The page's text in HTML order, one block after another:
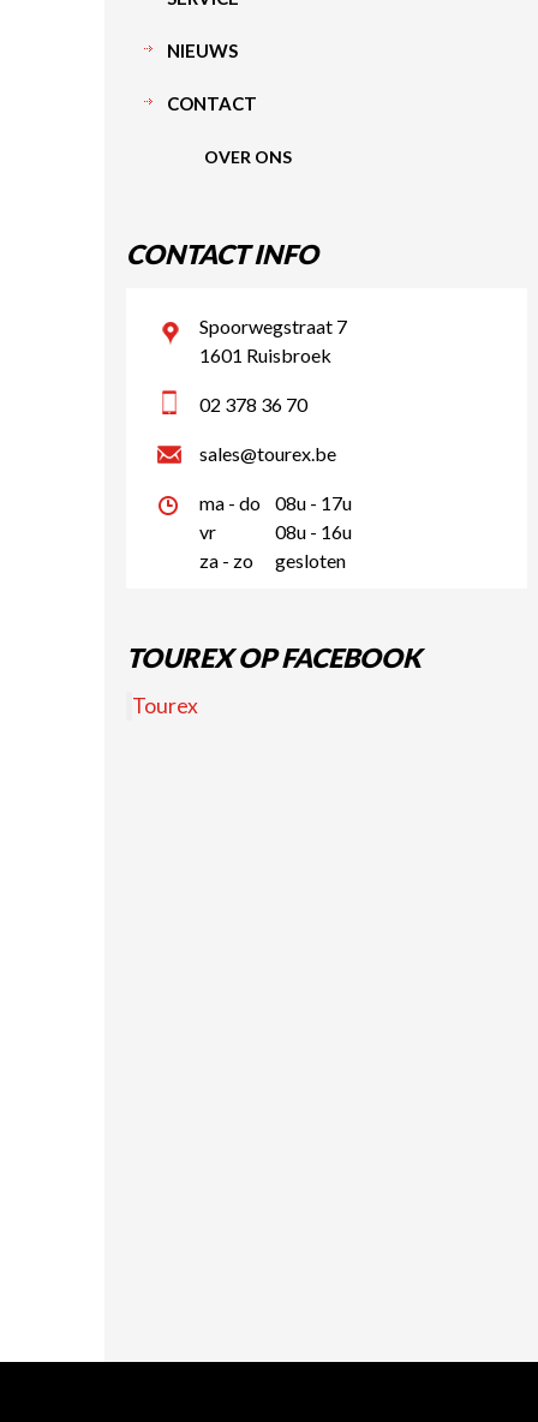
NIEUWS
CONTACT
OVER ONS
CONTACT INFO
Spoorwegstraat 7
1601 Ruisbroek
02 378 36 70
sales@tourex.be
ma - do
08u - 17u
vr
08u - 16u
za - zo
gesloten
TOUREX OP FACEBOOK
Tourex